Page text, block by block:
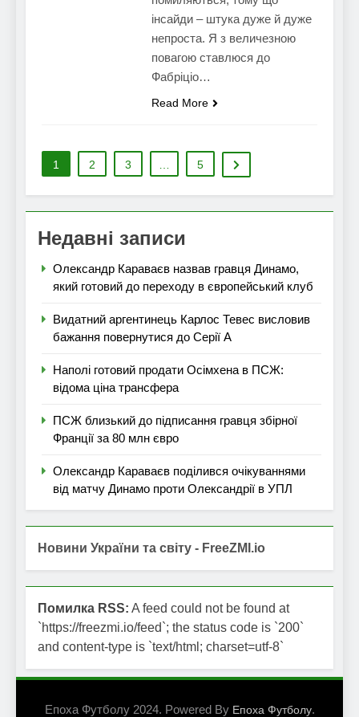
інсайди – штука дуже й дуже
непроста. Я з величезною
повагою ставлюся до
Фабріціо…
Read More
1 2 3 5
Недавні записи
Олександр Караваєв назвав гравця Динамо,
який готовий до переходу в європейський клуб
Видатний аргентинець Карлос Тевес висловив
бажання повернутися до Серії А
Наполі готовий продати Осімхена в ПСЖ:
відома ціна трансфера
ПСЖ близький до підписання гравця збірної
Франції за 80 млн євро
Олександр Караваєв поділився очікуваннями
від матчу Динамо проти Олександрії в УПЛ
Новини України та світу - FreeZMI.io
Помилка RSS: A feed could not be found at
`https://freezmi.io/feed`; the status code is `200`
and content-type is `text/html; charset=utf-8`
Епоха Футболу 2024. Powered By Епоха Футболу.